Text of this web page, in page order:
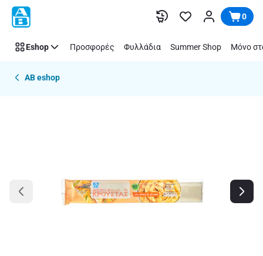
Παράλειψη 0
Eshop Προσφορές Φυλλάδια Summer Shop Μόνο
AB eshop